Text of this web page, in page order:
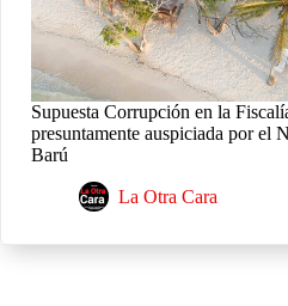
Supuesta Corrupción en la
presuntamente auspiciada por el
Barú
La Otra Cara